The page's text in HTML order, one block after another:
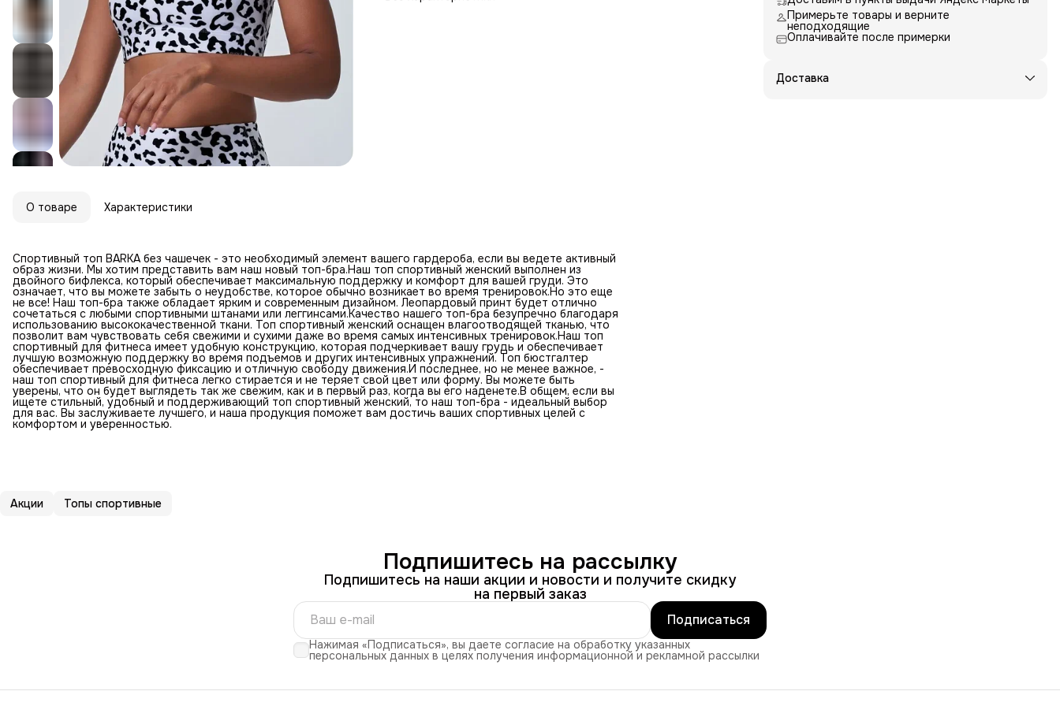
Примерьте товары и верните
неподходящие
Оплачивайте после примерки
Доставка
О товаре Характеристики
Спортивный топ BARKA без чашечек - это необходимый элемент вашего гардероба, если вы ведете активный
образ жизни. Мы хотим представить вам наш новый топ-бра.Наш топ спортивный женский выполнен из
двойного бифлекса, который обеспечивает максимальную поддержку и комфорт для вашей груди. Это
означает, что вы можете забыть о неудобстве, которое обычно возникает во время тренировок.Но это еще
не все! Наш топ-бра также обладает ярким и современным дизайном. Леопардовый принт будет отлично
сочетаться с любыми спортивными штанами или леггинсами.Качество нашего топ-бра безупречно благодаря
использованию высококачественной ткани. Топ спортивный женский оснащен влагоотводящей тканью, что
позволит вам чувствовать себя свежими и сухими даже во время самых интенсивных тренировок.Наш топ
спортивный для фитнеса имеет удобную конструкцию, которая подчеркивает вашу грудь и обеспечивает
лучшую возможную поддержку во время подъемов и других интенсивных упражнений. Топ бюстгалтер
обеспечивает превосходную фиксацию и отличную свободу движения.И последнее, но не менее важное, -
наш топ спортивный для фитнеса легко стирается и не теряет свой цвет или форму. Вы можете быть
уверены, что он будет выглядеть так же свежим, как и в первый раз, когда вы его наденете.В общем, если вы
ищете стильный, удобный и поддерживающий топ спортивный женский, то наш топ-бра - идеальный выбор
для вас. Вы заслуживаете лучшего, и наша продукция поможет вам достичь ваших спортивных целей с
комфортом и уверенностью.
Акции Топы спортивные
Подпишитесь на рассылку
Подпишитесь на наши акции и новости и получите скидку
на первый заказ
Подписаться
Нажимая «Подписаться», вы даете согласие на обработку указанных
персональных данных в целях получения информационной и рекламной рассылки